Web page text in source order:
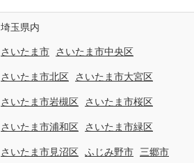
埼玉県内
さいたま市 さいたま市中央区
さいたま市北区 さいたま市大宮区
さいたま市岩槻区 さいたま市桜区
さいたま市浦和区 さいたま市緑区
さいたま市見沼区 ふじみ野市 三郷市